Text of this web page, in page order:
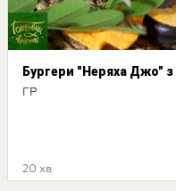
Бургери "Неряха Джо"
ГР
20 хв